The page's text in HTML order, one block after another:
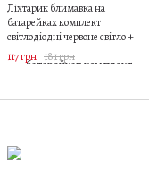
Ліхтарик блимавка на
батарейках комплект
світлодіодні червоне світло +
біле світло 5+3 LED "TWINS" 2
шт (92306-IS)
117 грн 181 грн